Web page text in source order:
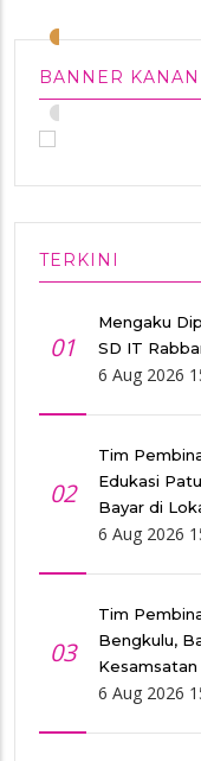
BANNER KANAN
•
•
TERKINI
01
Mengaku
SD IT
6 Aug 2026
02
Tim
Edukasi
Bayar di
6 Aug 2026
03
Tim
Bengkulu,
Kesamsatan
6 Aug 2026